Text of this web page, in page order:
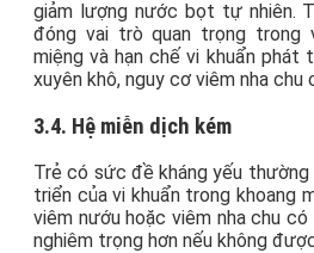
giảm lượng nước bọt tự nhiên.
đóng vai trò quan trọng trong
miệng và hạn chế vi khuẩn phát
xuyên khô, nguy cơ viêm nha chu
3.4. Hệ miễn dịch kém
Trẻ có sức đề kháng yếu
triển của vi khuẩn trong khoang
viêm nướu hoặc viêm nha chu
nghiêm trọng hơn nếu không